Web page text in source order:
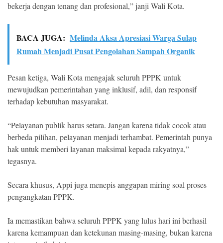
bekerja dengan tenang dan profesional,” janji Wali Kota.
BACA JUGA: Melinda Aksa Apresiasi Warga Sulap
Rumah Menjadi Pusat Pengolahan Sampah Organik
Pesan ketiga, Wali Kota mengajak seluruh PPPK untuk
mewujudkan pemerintahan yang inklusif, adil, dan responsif
terhadap kebutuhan masyarakat.
“Pelayanan publik harus setara. Jangan karena tidak cocok atau
berbeda pilihan, pelayanan menjadi terhambat. Pemerintah punya
hak untuk memberi layanan maksimal kepada rakyatnya,”
tegasnya.
Secara khusus, Appi juga menepis anggapan miring soal proses
pengangkatan PPPK.
Ia memastikan bahwa seluruh PPPK yang lulus hari ini berhasil
karena kemampuan dan ketekunan masing-masing, bukan karena